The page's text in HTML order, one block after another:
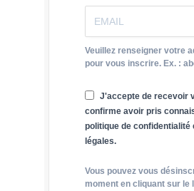
Veuillez renseigner votre
pour vous inscrire. Ex. :
J'accepte de recevoir
confirme avoir pris
politique de confidentialité
légales.
Vous pouvez vous
moment en cliquant sur le